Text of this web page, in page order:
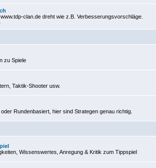
Bereich
sich um www.tdp-clan.de dreht wie z.B.
Themen zu Spiele
Spiele
Ego-Shootern, Taktik-Shooter usw.
Spiel
in Echtzeit oder Rundenbasiert, hier sind Strategen genau
Tippspiel
Neuigkeiten, Wissenswertes, Anregung & Kritik zum